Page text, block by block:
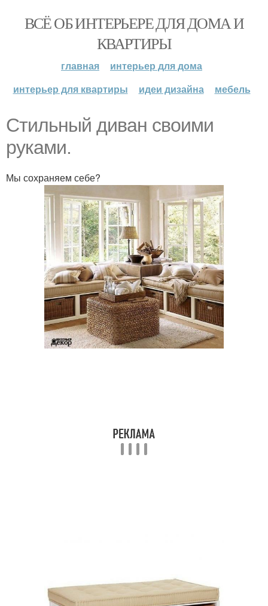
ВСЁ ОБ ИНТЕРЬЕРЕ ДЛЯ ДОМА И
КВАРТИРЫ
главная
интерьер для дома
интерьер для квартиры
идеи дизайна мебель
Стильный диван своими
руками.
Мы сохраняем себе?